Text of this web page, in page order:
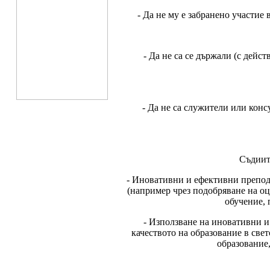
- Да не му е забранено участие
- Да не са се държали (с
- Да не са служители или
- Иновативни и ефективни
(например чрез подобряване на
обучение,
- Използване на иновативни и
качеството на образование в